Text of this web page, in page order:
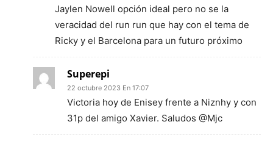
Jaylen Nowell opción ideal pero no se la
veracidad del run run que hay con el tema de
Ricky y el Barcelona para un futuro próximo
Superepi
22 octubre 2023 En 17:07
Victoria hoy de Enisey frente a Niznhy y con
31p del amigo Xavier. Saludos @Mjc